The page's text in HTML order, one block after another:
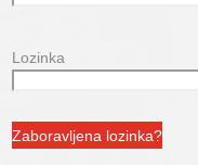
Lozinka